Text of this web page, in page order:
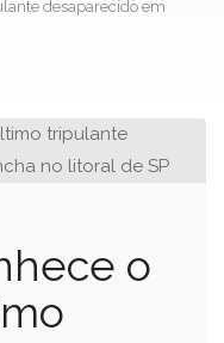
desaparecido em
o